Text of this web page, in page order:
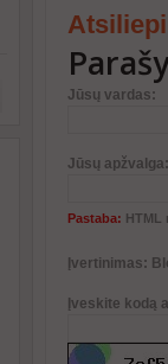
Jūsų vardas:
Jūsų apžvalga:
Pastaba: HTML
Įvertinimas:
Įveskite kodą